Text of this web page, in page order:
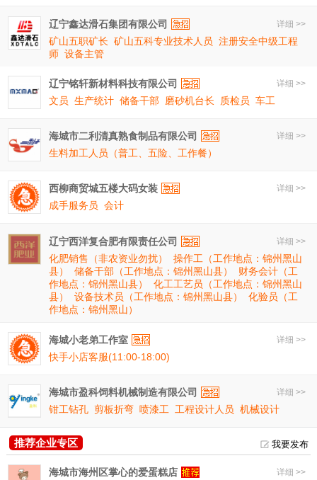
详细 >>
辽宁鑫达滑石集团有限公司
矿山五职矿长 矿山五科专业技术人员 注册安全中级工程
师 设备主管
详细 >>
辽宁铭轩新材料科技有限公司
文员 生产统计 储备干部 磨砂机台长 质检员 车工
详细 >>
海城市二利清真熟食制品有限公司
生料加工人员（普工、五险、工作餐）
详细 >>
西柳商贸城五楼大码女装
成手服务员 会计
详细 >>
辽宁西洋复合肥有限责任公司
化肥销售（非农资业勿扰）
操作工（工作地点：锦州黑山
县）
储备干部（工作地点：锦州黑山县）
财务会计（工
作地点：锦州黑山县）
化工工艺员（工作地点：锦州黑山
县）
设备技术员（工作地点：锦州黑山县）
化验员（工
作地点：锦州黑山）
详细 >>
海城小老弟工作室
快手小店客服(11:00-18:00)
详细 >>
海城市盈科饲料机械制造有限公司
钳工钻孔 剪板折弯 喷漆工 工程设计人员 机械设计
我要发布
推荐企业专区
详细 >>
海城市海州区掌心的爱蛋糕店